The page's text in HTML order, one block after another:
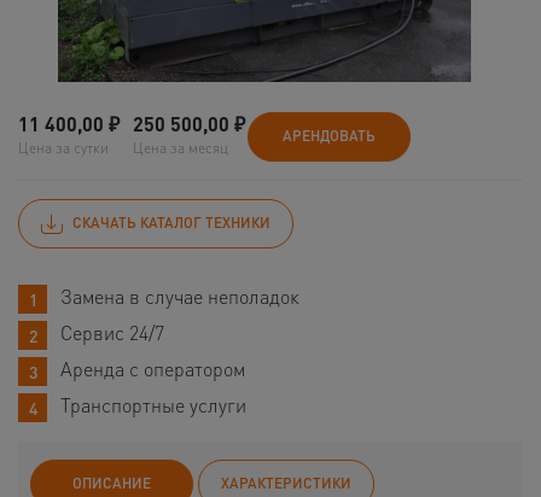
11 400,00 ₽
Цена за сутки
250 500,00 ₽
Цена за месяц
АРЕНДОВАТЬ
СКАЧАТЬ КАТАЛОГ ТЕХНИКИ
Замена в случае неполадок
Сервис 24/7
Аренда с оператором
Транспортные услуги
ОПИСАНИЕ ХАРАКТЕРИСТИКИ